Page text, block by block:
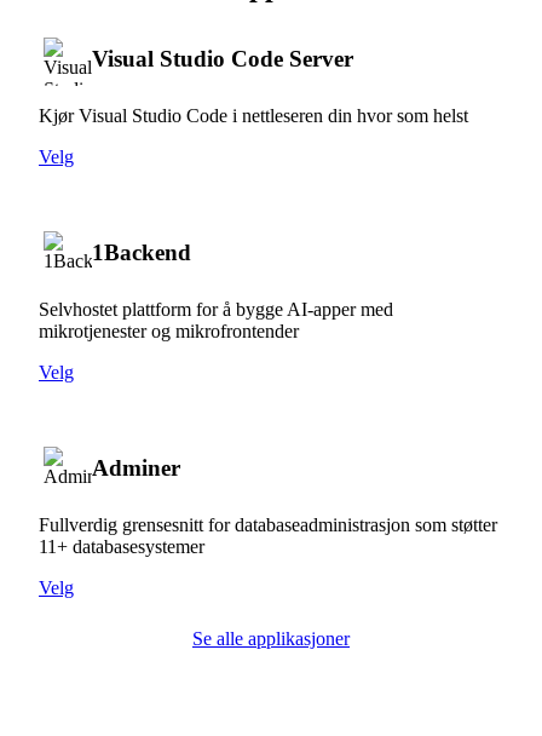
Visual Studio Code Server
Kjør Visual Studio Code i nettleseren din hvor som helst
Velg
1Backend
Selvhostet plattform for å bygge AI-apper med
mikrotjenester og mikrofrontender
Velg
Adminer
Fullverdig grensesnitt for databaseadministrasjon som støtter
11+ databasesystemer
Velg
Se alle applikasjoner